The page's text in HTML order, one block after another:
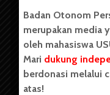
Badan Otonom Pers
pers mahasiswa yang
secara mandiri oleh
(USU). Sebelumnya
Unit Kegiatan
Badan Otonom
merupakan media
oleh mahasiswa
Mari dukung
berdonasi melalui
atas!